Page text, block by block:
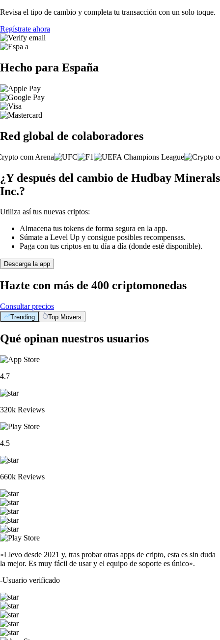
Revisa el tipo de cambio y completa tu transacción con un solo toque.
Regístrate ahora
Hecho para España
Red global de colaboradores
¿Y después del cambio de Hudbay Minerals
Inc.?
Utiliza así tus nuevas criptos:
Almacena tus tokens de forma segura en la app.
Súmate a Level Up y consigue posibles recompensas.
Paga con tus criptos en tu día a día (donde esté disponible).
Descarga la app
Hazte con más de 400 criptomonedas
Consultar precios
Trending Top Movers
Qué opinan nuestros usuarios
4.7
320k Reviews
4.5
660k Reviews
«Llevo desde 2021 y, tras probar otras apps de cripto, esta es sin duda
la mejor. Es muy fácil de usar y el equipo de soporte es único».
-Usuario verificado